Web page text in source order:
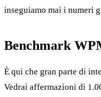
inseguiamo mai i numeri
Benchmark
È qui che gran parte di
Vedrai affermazioni di